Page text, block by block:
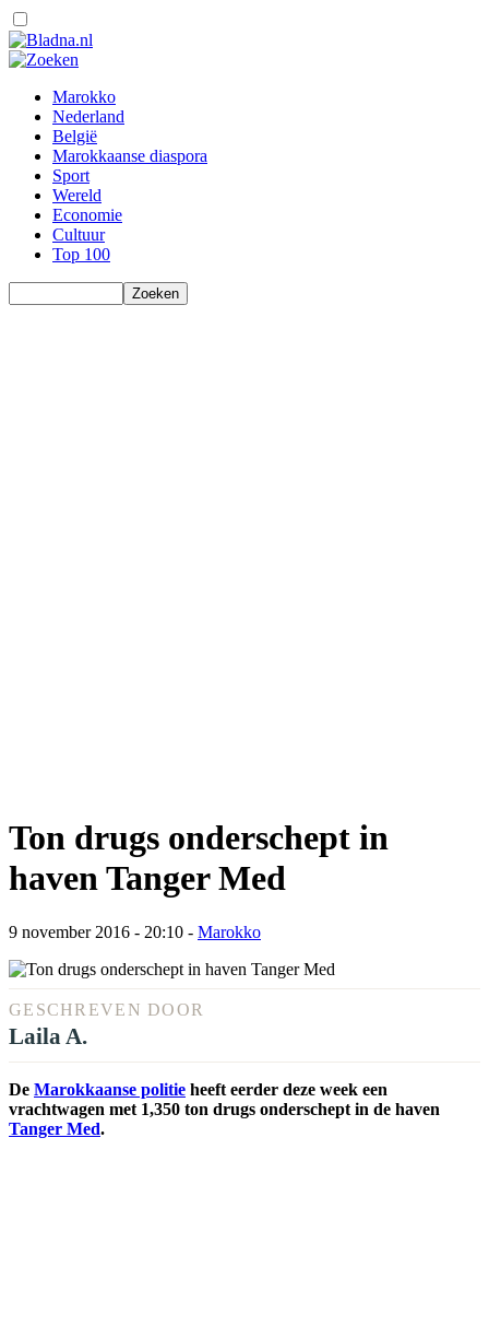
Marokko
Nederland
België
Marokkaanse diaspora
Sport
Wereld
Economie
Cultuur
Top 100
Ton drugs onderschept in
haven Tanger Med
9 november 2016 - 20:10 - Marokko
GESCHREVEN DOOR
Laila A.
De Marokkaanse politie heeft eerder deze week een
vrachtwagen met 1,350 ton drugs onderschept in de haven
Tanger Med.